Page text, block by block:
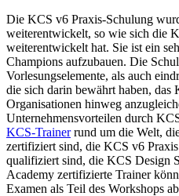
Die KCS v6 Praxis-Schulung
weiterentwickelt, so wie sich die
weiterentwickelt hat. Sie ist ein
Champions aufzubauen. Die
Vorlesungselemente, als auch
die sich darin bewährt haben, das
Organisationen hinweg
Unternehmensvorteilen durch
KCS-Trainerrund um die Welt,
zertifiziert sind, die KCS v6
qualifiziert sind, die KCS Design
Academy zertifizierte Trainer
Examen als Teil des Workshops